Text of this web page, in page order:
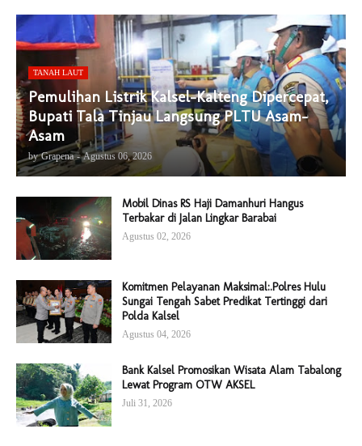
TANAH LAUT
Pemulihan Listrik Kalsel-Kalteng Dipercepat,
Bupati Tala Tinjau Langsung PLTU Asam-
Asam
by Grapena - Agustus 06, 2026
Mobil Dinas RS Haji Damanhuri Hangus
Terbakar di Jalan Lingkar Barabai
Agustus 02, 2026
Komitmen Pelayanan Maksimal:.Polres Hulu
Sungai Tengah Sabet Predikat Tertinggi dari
Polda Kalsel
Agustus 04, 2026
Bank Kalsel Promosikan Wisata Alam Tabalong
Lewat Program OTW AKSEL
Juli 31, 2026